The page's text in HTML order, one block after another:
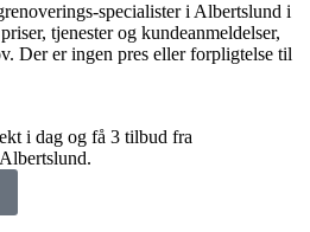
specialister i Albertslund i
tjenester og kundeanmeldelser,
Der er ingen pres eller forpligtelse til
i dag og få 3 tilbud fra